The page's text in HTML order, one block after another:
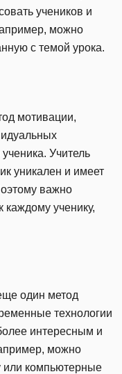
учеников и
можно
с темой урока.
мотивации,
Учитель
уникален и имеет
важно
каждому ученику,
один метод
технологии
интересным и
можно
или компьютерные